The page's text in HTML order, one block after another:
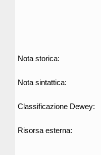
Nota storica:
Nota sintattica:
Classificazione Dewey:
Risorsa esterna: